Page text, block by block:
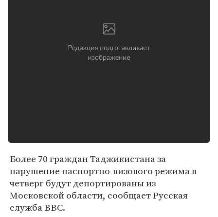
Более 70 граждан Таджикистана за
нарушение паспортно-визового режима в
четверг будут депортированы из
Московской области, сообщает Русская
служба BBC.